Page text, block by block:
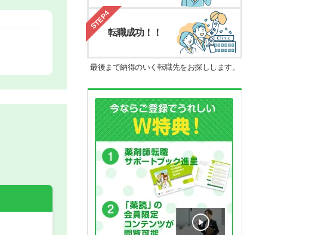
STEP4
転職成功！！
最後まで納得のいく転職先をお探しします。